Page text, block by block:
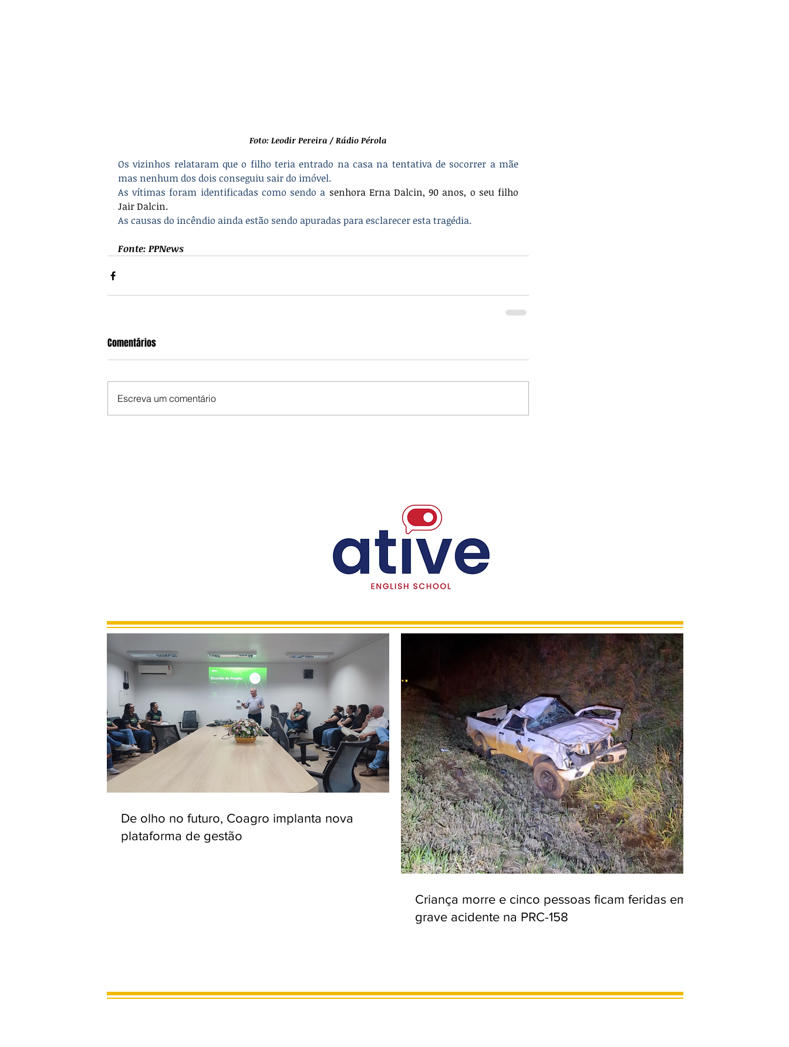
Foto: Leodir Pereira / Rádio Pérola
Os vizinhos relataram que o filho teria entrado na casa na tentativa de socorrer a mãe
mas nenhum dos dois conseguiu sair do imóvel.
As vítimas foram identificadas como sendo a senhora Erna Dalcin, 90 anos, o seu filho
Jair Dalcin.
As causas do incêndio ainda estão sendo apuradas para esclarecer esta tragédia.
Fonte: PPNews
Comentários
Escreva um comentário
De olho no futuro, Coagro implanta nova
plataforma de gestão
Criança morre e cinco pessoas ficam feridas em
grave acidente na PRC-158